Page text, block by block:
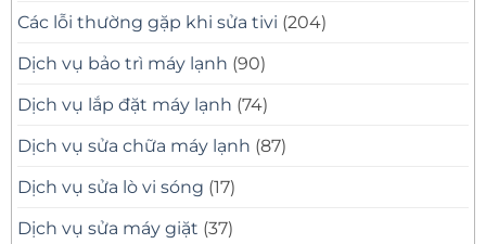
Các lỗi thường gặp khi sửa tivi (204)
Dịch vụ bảo trì máy lạnh (90)
Dịch vụ lắp đặt máy lạnh (74)
Dịch vụ sửa chữa máy lạnh (87)
Dịch vụ sửa lò vi sóng (17)
Dịch vụ sửa máy giặt (37)